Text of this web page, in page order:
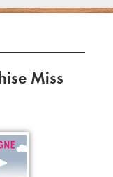
Miss